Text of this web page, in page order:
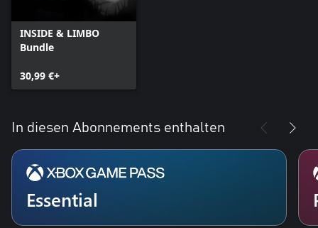
INSIDE & LIMBO
Bundle
30,99 €+
In diesen Abonnements enthalten
Essential